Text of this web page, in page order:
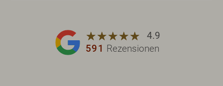
☆☆☆☆☆
★★★★★
4.9
591 Rezensionen